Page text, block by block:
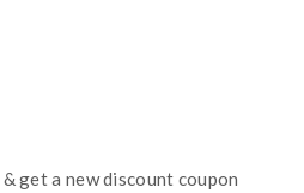
& get a new discount coupon